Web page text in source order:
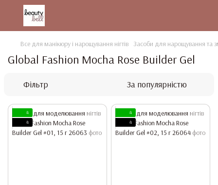
Все для манікюру і нарощування нігтів Засоби для нарощування та
Global Fashion Mocha Rose Builder Gel
Фільтр За популярністю
4
4
4
4